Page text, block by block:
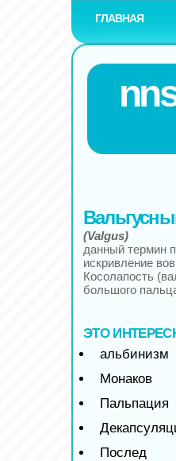
ГЛАВНАЯ
(Valgus)
данный термин
искривление
Косолапость
большого
ЭТО
альбинизм
Монаков
Пальпация
Послед